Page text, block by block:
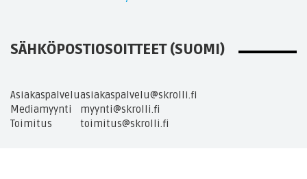
SÄHKÖPOSTIOSOITTEET (SUOMI)
Asiakaspalveluasiakaspalvelu@skrolli.fi
Mediamyynti
myynti@skrolli.fi
Toimitus
toimitus@skrolli.fi